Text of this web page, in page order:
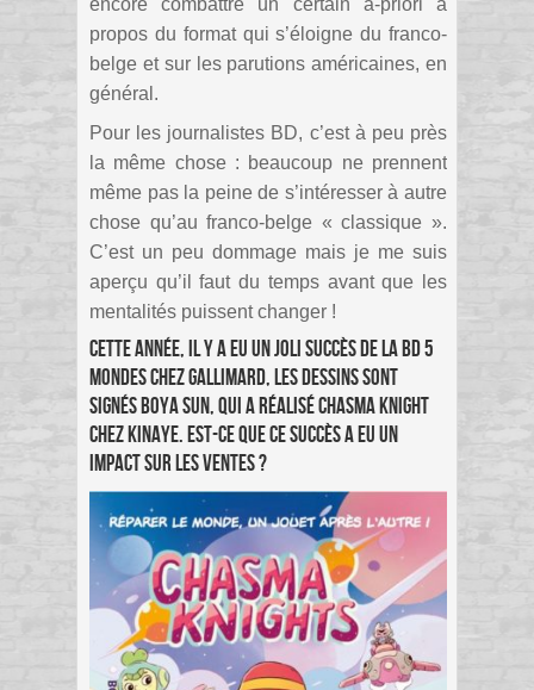
encore combattre un certain a-priori à
propos du format qui s’éloigne du franco-
belge et sur les parutions américaines, en
général.
Pour les journalistes BD, c’est à peu près
la même chose : beaucoup ne prennent
même pas la peine de s’intéresser à autre
chose qu’au franco-belge « classique ».
C’est un peu dommage mais je me suis
aperçu qu’il faut du temps avant que les
mentalités puissent changer !
Cette année, il y a eu un joli succès de la BD 5
mondes chez Gallimard, les dessins sont
signés Boya Sun, qui a réalisé Chasma Knight
chez Kinaye. Est-ce que ce succès a eu un
impact sur les ventes ?